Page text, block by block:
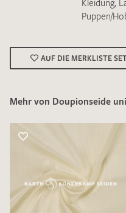
Kleidung,
Puppen/
AUF DIE MERKLISTE
Mehr von Doupionseide uni